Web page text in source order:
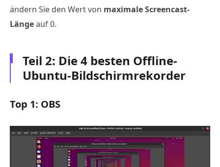
ändern Sie den Wert von maximale Screencast-
Längeauf 0.
Teil 2: Die 4 besten Offline-
Ubuntu-Bildschirmrekorder
Top 1: OBS